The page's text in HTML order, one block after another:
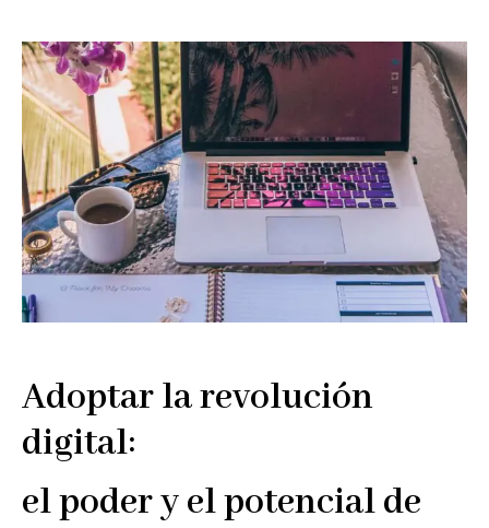
Adoptar la revolución
digital:
el poder y el potencial de